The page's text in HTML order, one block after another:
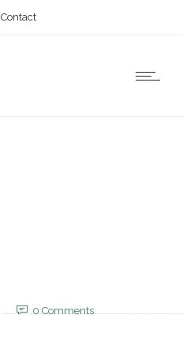
Contact
0 Comments